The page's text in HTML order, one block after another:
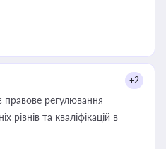
+2
регулювання
рівнів та кваліфікацій в